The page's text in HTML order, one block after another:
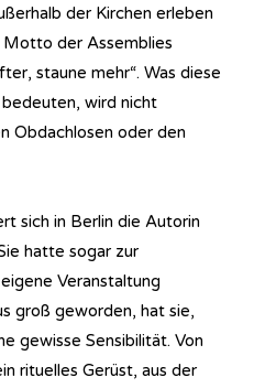
der Kirchen erleben
Motto der Assemblies
staune mehr“. Was diese
wird nicht
Obdachlosen oder den
sich in Berlin die Autorin
hatte sogar zur
Veranstaltung
groß geworden, hat sie,
gewisse Sensibilität. Von
rituelles Gerüst, aus der